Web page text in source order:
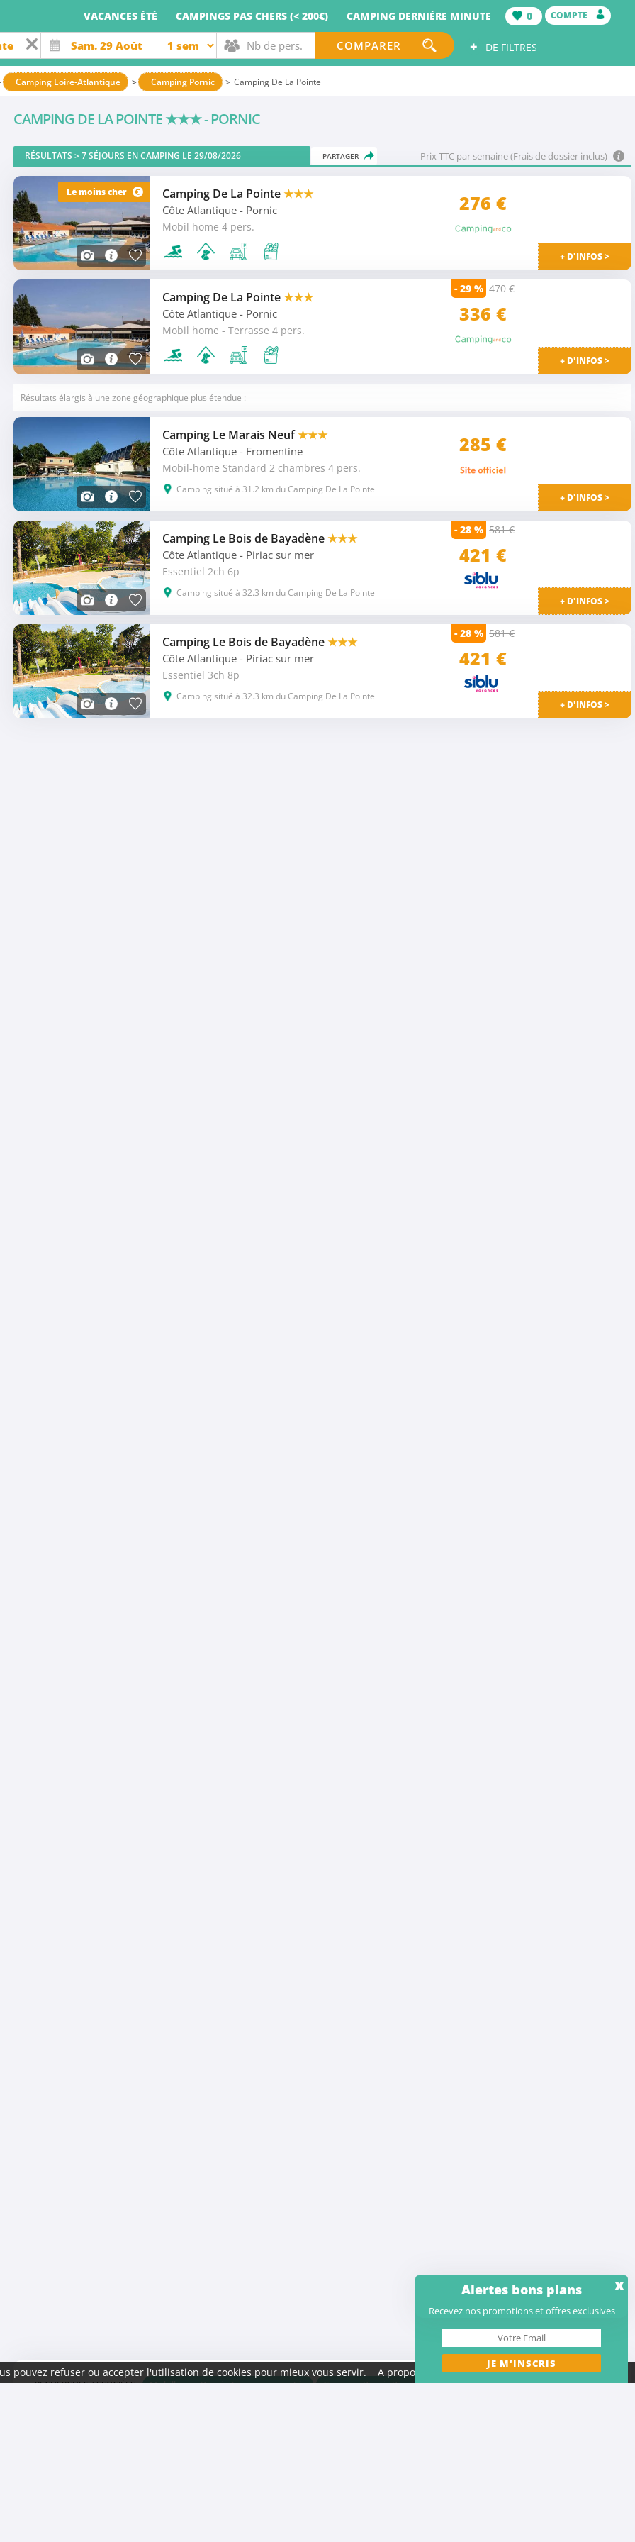
VACANCES ÉTÉ CAMPINGS PAS CHERS (< 200€) CAMPING DERNIÈRE MINUTE 0 COMPTE
COMPARER + DE FILTRES
Camping Loire-Atlantique Camping Pornic Camping De La Pointe
CAMPING DE LA POINTE★★★- PORNIC
RÉSULTATS >7SÉJOURS EN CAMPING LE 29/08/2026 PARTAGER Prix TTC par semaine (Frais de dossier inclus)
Le moins cher Camping De La Pointe★★★
Côte Atlantique - Pornic
Mobil home 4 pers.
276 €
+ D'INFOS >
Camping De La Pointe★★★
Côte Atlantique - Pornic
Mobil home - Terrasse 4 pers.
- 29 % 470 €
336 €
+ D'INFOS >
Résultats élargis à une zone géographique plus étendue :
Camping Le Marais Neuf★★★
Côte Atlantique - Fromentine
Mobil-home Standard 2 chambres 4 pers.
Camping situé à 31.2 km du Camping De La Pointe
285 €
+ D'INFOS >
Camping Le Bois de Bayadène★★★
Côte Atlantique - Piriac sur mer
Essentiel 2ch 6p
Camping situé à 32.3 km du Camping De La Pointe
- 28 % 581 €
421 €
+ D'INFOS >
Camping Le Bois de Bayadène★★★
Côte Atlantique - Piriac sur mer
Essentiel 3ch 8p
Camping situé à 32.3 km du Camping De La Pointe
- 28 % 581 €
421 €
+ D'INFOS >
Alertes bons plans
Recevez nos promotions et offres exclusives
x
RECHERCHES ASSOCIÉES : Mobilhome Pornic Animaux acceptés
Camping Pornic Proche de la mer
pouvez refuserou accepterl'utilisation de cookies pour mieux vous servir. A propos des cookies Fermer